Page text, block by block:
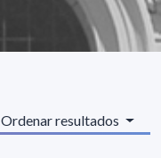
Ordenar resultados